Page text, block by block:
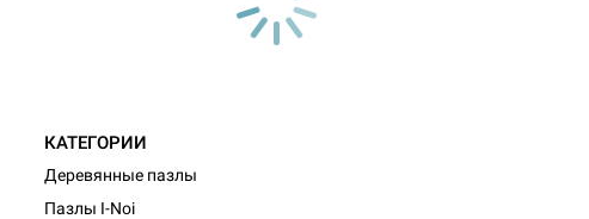
КАТЕГОРИИ
Деревянные пазлы
Пазлы I-Noi